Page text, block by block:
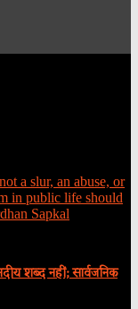
शब्द नहीं; सार्वजनिक